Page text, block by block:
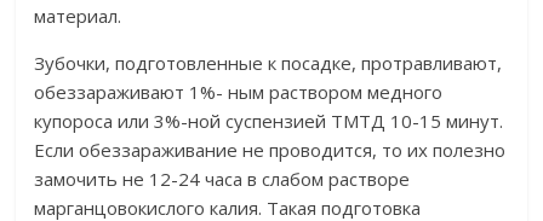
материал.
Зубочки, подготовленные к посадке, протравливают,
обеззараживают 1%- ным раствором медного
купороса или 3%-ной суспензией ТМТД 10-15 минут.
Если обеззараживание не проводится, то их полезно
замочить не 12-24 часа в слабом растворе
марганцовокислого калия. Такая подготовка